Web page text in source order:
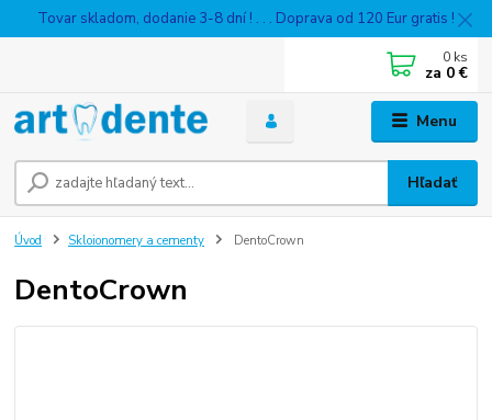
Tovar skladom, dodanie 3-8 dní ! . . . Doprava od 120 Eur gratis !
Menu
Hľadať
0 ks
za 0 €
Úvod Skloionomery a cementy DentoCrown
DentoCrown